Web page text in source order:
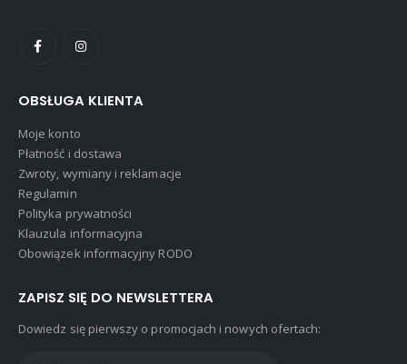
OBSŁUGA KLIENTA
Moje konto
Płatność i dostawa
Zwroty, wymiany i reklamacje
Regulamin
Polityka prywatności
Klauzula informacyjna
Obowiązek informacyjny RODO
ZAPISZ SIĘ DO NEWSLETTERA
Dowiedz się pierwszy o promocjach i nowych ofertach: